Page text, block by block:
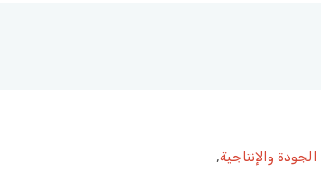
الجودة والإنتاجية,